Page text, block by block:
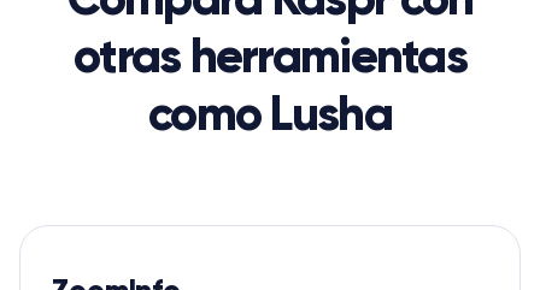
otras herramientas
como Lusha